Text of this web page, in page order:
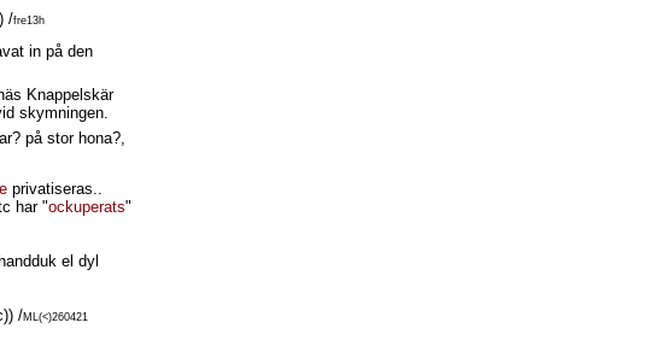
/fre13h
in på den
Knappelskär
skymningen.
på stor hona?,
privatiseras..
har "ockuperats"
el dyl
/ML(<)260421